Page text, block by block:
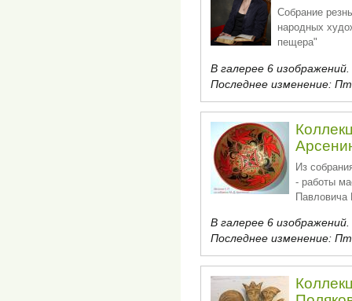
Собрание
народных
пещера"
В галерее 6 изображений.
Последнее изменение:
Из
- работы
Павловича
В галерее 6 изображений.
Последнее изменение: